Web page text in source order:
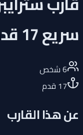
سريع 17 قدم في أبوظبي
6 شخص
17 قدم
عن هذا القارب